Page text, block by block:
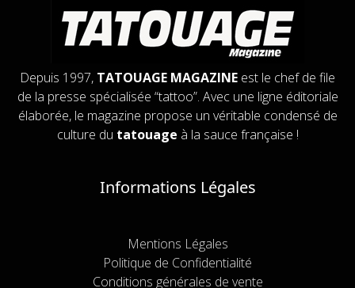
Depuis 1997, TATOUAGE MAGAZINE est le chef de file
de la presse spécialisée “tattoo”. Avec une ligne éditoriale
élaborée, le magazine propose un véritable condensé de
culture du tatouage à la sauce française !
Informations Légales
Mentions Légales
Politique de Confidentialité
Conditions générales de vente